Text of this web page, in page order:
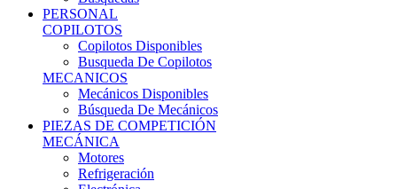
PERSONAL
COPILOTOS
Copilotos Disponibles
Busqueda De Copilotos
MECANICOS
Mecánicos Disponibles
Búsqueda De Mecánicos
PIEZAS DE COMPETICIÓN
MECÁNICA
Motores
Refrigeración